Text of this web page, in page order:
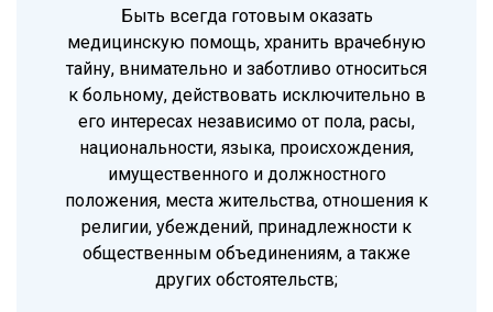
Быть всегда готовым оказать
медицинскую помощь, хранить врачебную
тайну, внимательно и заботливо относиться
к больному, действовать исключительно в
его интересах независимо от пола, расы,
национальности, языка, происхождения,
имущественного и должностного
положения, места жительства, отношения к
религии, убеждений, принадлежности к
общественным объединениям, а также
других обстоятельств;